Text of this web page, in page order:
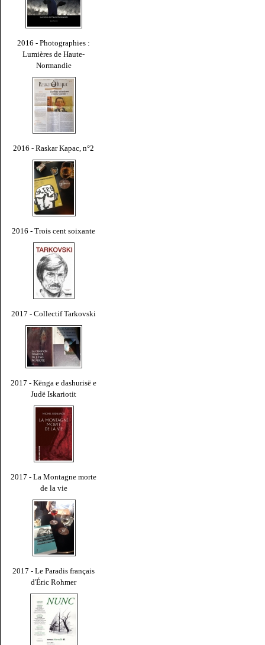
2016 - Photographies :
Lumières de Haute-
Normandie
2016 - Raskar Kapac, n°2
2016 - Trois cent soixante
2017 - Collectif Tarkovski
2017 - Kënga e dashurisë e
Judë Iskariotit
2017 - La Montagne morte
de la vie
2017 - Le Paradis français
d'Éric Rohmer